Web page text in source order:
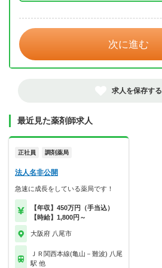
次に進む
求人を保存する
最近見た薬剤師求人
正社員 調剤薬局
法人名非公開
急速に成長をしている薬局です！
【年収】450万円（手当込）
【時給】1,800円～
大阪府 八尾市
ＪＲ関西本線(亀山－難波) 八尾
駅 他